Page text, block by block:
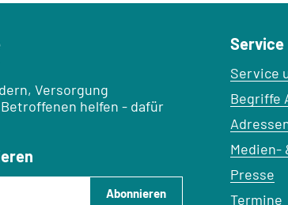
Versorgung
helfen - dafür
Abonnieren
Service
Service
Begriffe
Medien-
Presse
Termine